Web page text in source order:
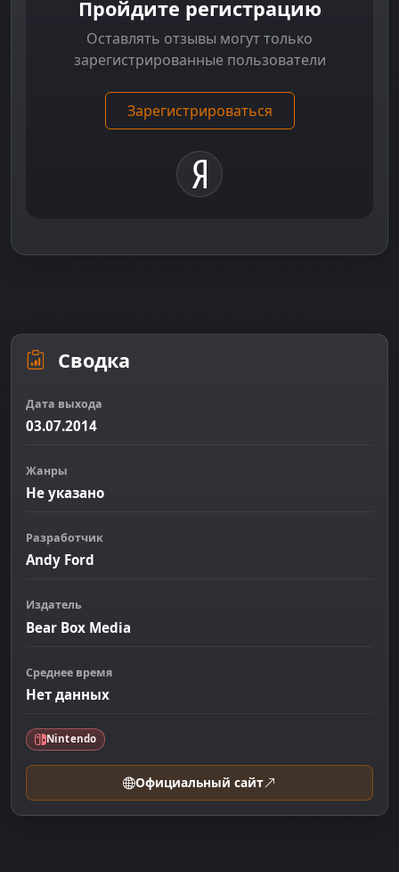
Пройдите регистрацию
Оставлять отзывы могут только
зарегистрированные пользователи
Зарегистрироваться
Сводка
Дата выхода
03.07.2014
Жанры
Не указано
Разработчик
Andy Ford
Издатель
Bear Box Media
Среднее время
Нет данных
Nintendo
Официальный сайт